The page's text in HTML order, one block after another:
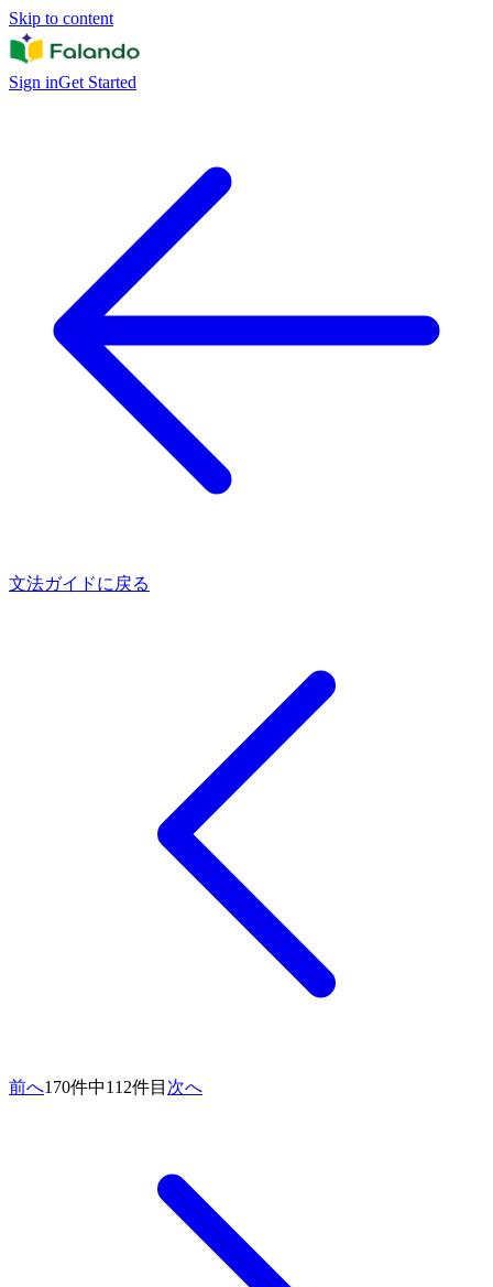
Skip to content
Sign inGet Started
文法ガイドに戻る
前へ170件中112件目 次へ